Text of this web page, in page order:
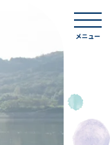
メニュー